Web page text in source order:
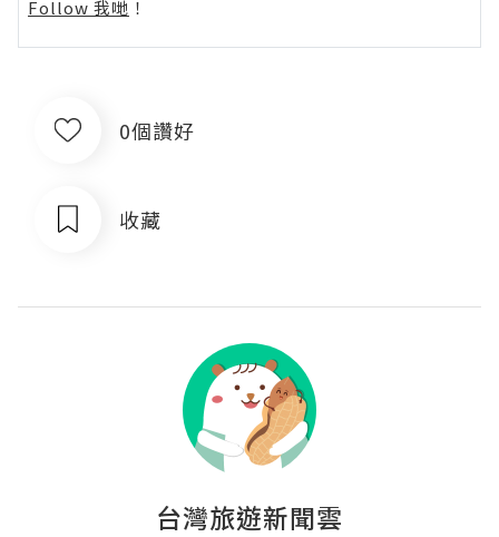
Follow 我哋 ！
0個讚好
收藏
台灣旅遊新聞雲